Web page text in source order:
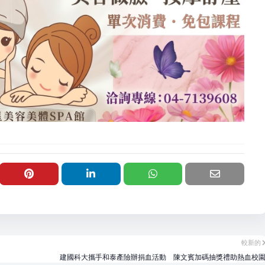
較新的
建國科大攜手和泰產險辦捐血活動 陳文賓加碼抽獎禮助熱血校園